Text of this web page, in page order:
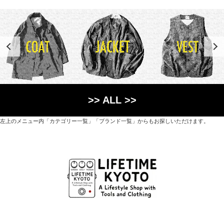
>> ALL >>
左上のメニュー内「カテゴリー一覧」「ブランド一覧」からもお探しいただけます。
オリジナルを含むファッションアイテムが中心の
京都・紫野にあるライフスタイルショップです。
京都府京都市北区紫野上築山町21（1階と2階）